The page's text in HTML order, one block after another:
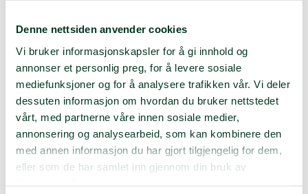
Denne nettsiden anvender cookies
Vi bruker informasjonskapsler for å gi innhold og
annonser et personlig preg, for å levere sosiale
mediefunksjoner og for å analysere trafikken vår. Vi deler
dessuten informasjon om hvordan du bruker nettstedet
vårt, med partnerne våre innen sosiale medier,
annonsering og analysearbeid, som kan kombinere den
med annen informasjon du har gjort tilgjengelig for dem,
eller som de har samlet inn gjennom din bruk av
hos lokale bønder som trengte hjelp i åkrene, men uten
stor familie.
Det nye livet ble tungt på flere måter. Ett år etter den
dramatiske flukten, mistet de en av sønnene. Han tok
sitt eget liv. De siste årene har også helsen til mannen
blitt dårligere, og de har måtte sette av mye av
inntekten til undersøkelser og medisiner.
– Det er jeg og døtrene mine som forsørger familien,